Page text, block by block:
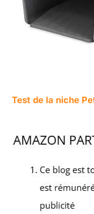
Test de la niche